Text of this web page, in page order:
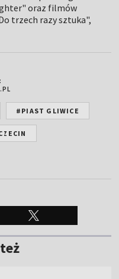
oraz filmów
trzech razy sztuka",
#PIAST GLIWICE